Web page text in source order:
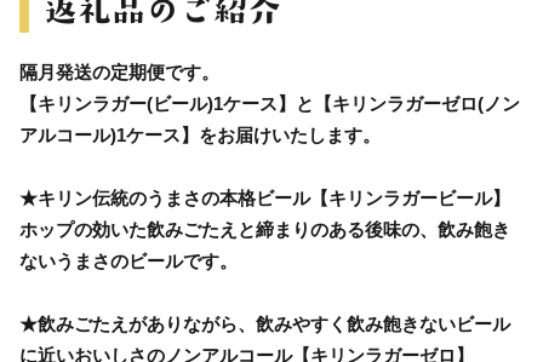
隔月発送の定期便です。
【キリンラガー(ビール)1ケース】と【キリンラガーゼロ(ノン
アルコール)1ケース】をお届けいたします。
★キリン伝統のうまさの本格ビール【キリンラガービール】
ホップの効いた飲みごたえと締まりのある後味の、飲み飽き
ないうまさのビールです。
★飲みごたえがありながら、飲みやすく飲み飽きないビール
に近いおいしさのノンアルコール【キリンラガーゼロ】